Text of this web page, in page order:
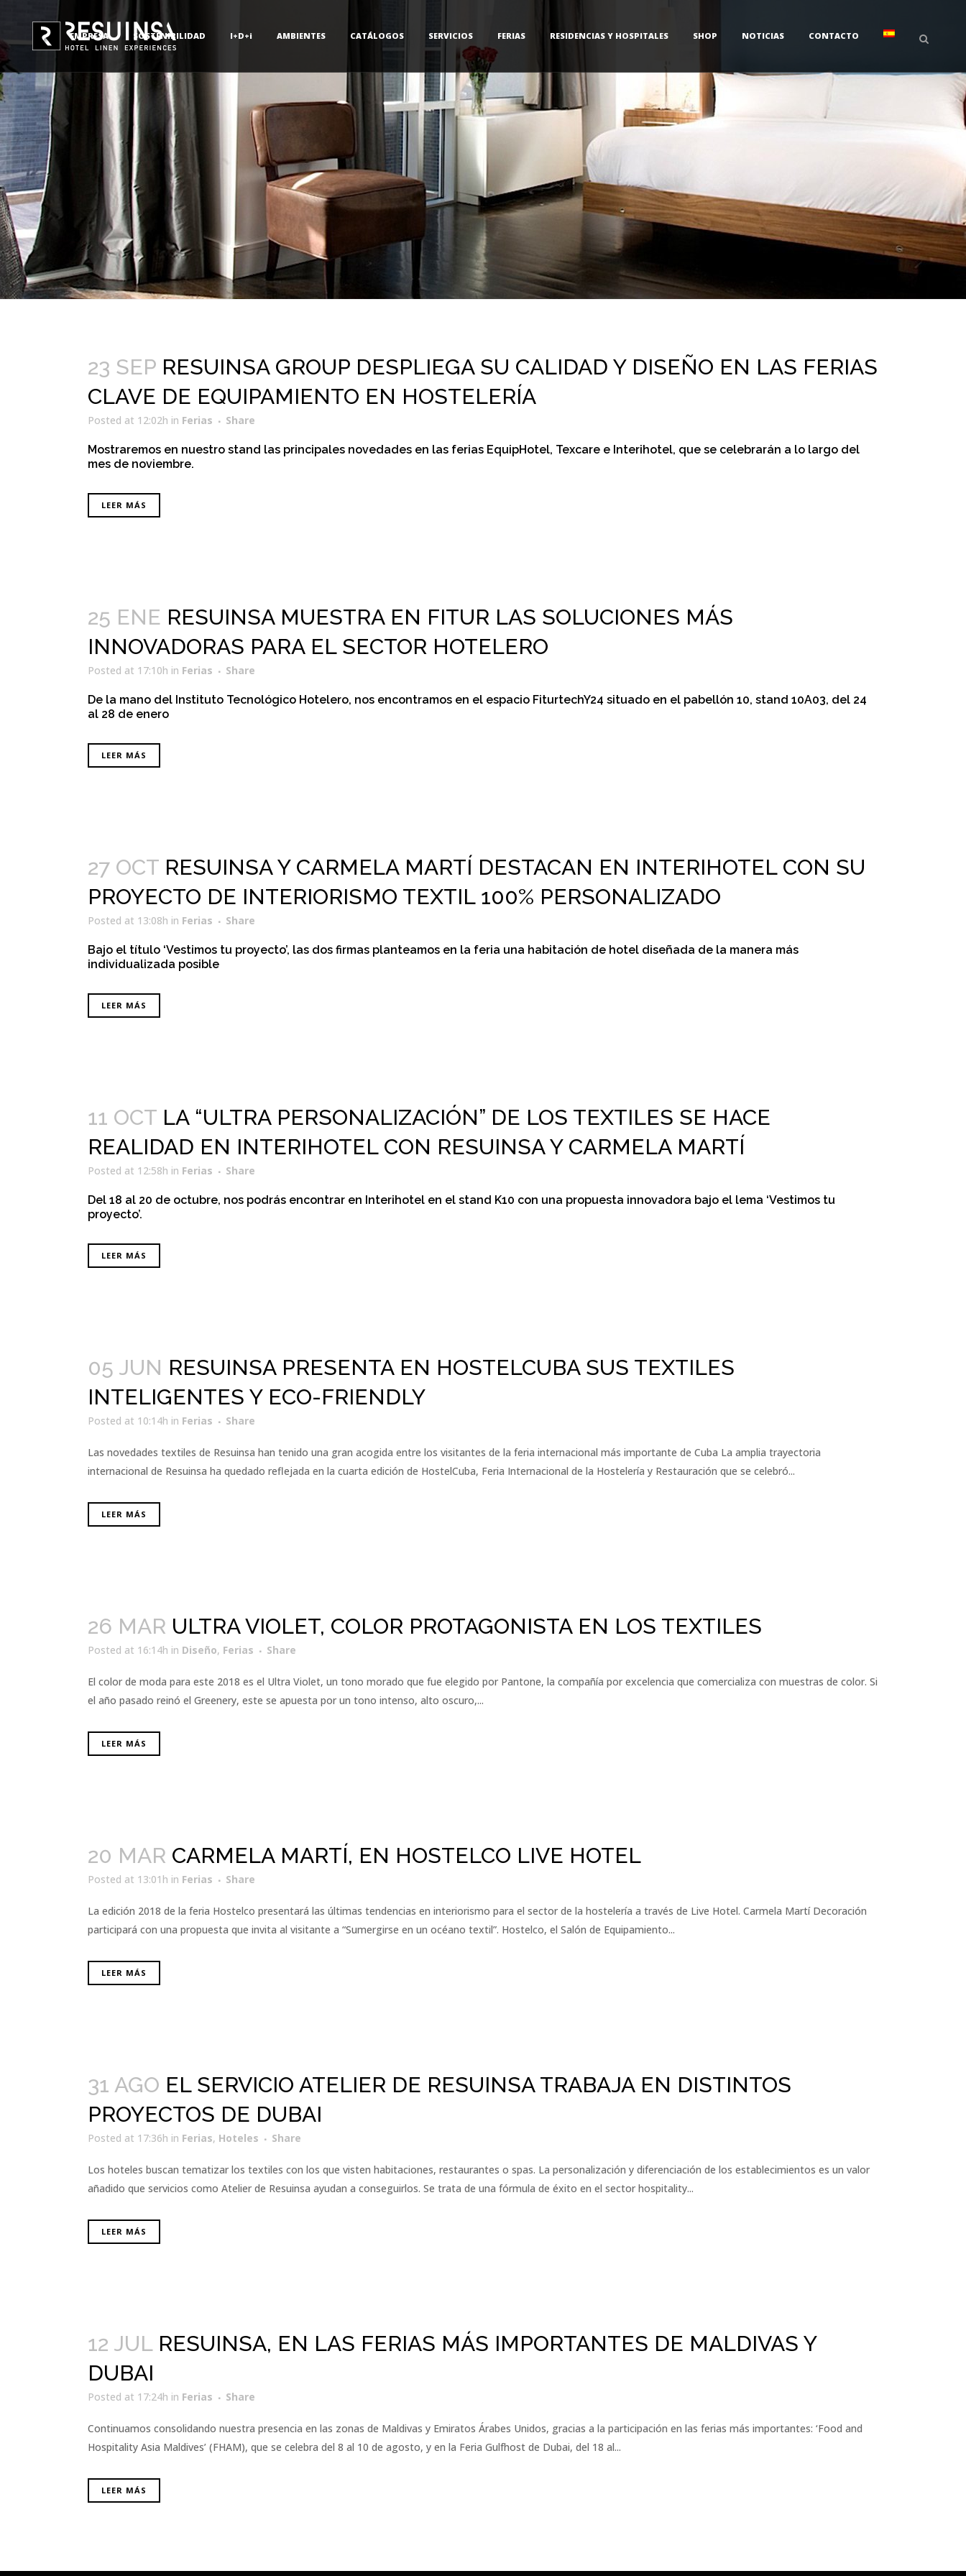
EMPRESA SOSTENIBILIDAD I+D+i AMBIENTES CATÁLOGOS SERVICIOS FERIAS RESIDENCIAS Y HOSPITALES SHOP NOTICIAS CONTACTO
23 SEP RESUINSA GROUP DESPLIEGA SU CALIDAD Y DISEÑO EN LAS FERIAS
CLAVE DE EQUIPAMIENTO EN HOSTELERÍA
Posted at 12:02h in Ferias Share
Mostraremos en nuestro stand las principales novedades en las ferias EquipHotel, Texcare e Interihotel, que se celebrarán a lo largo del
mes de noviembre.
LEER MÁS
25 ENE RESUINSA MUESTRA EN FITUR LAS SOLUCIONES MÁS
INNOVADORAS PARA EL SECTOR HOTELERO
Posted at 17:10h in Ferias Share
De la mano del Instituto Tecnológico Hotelero, nos encontramos en el espacio FiturtechY24 situado en el pabellón 10, stand 10A03, del 24
al 28 de enero
LEER MÁS
27 OCT RESUINSA Y CARMELA MARTÍ DESTACAN EN INTERIHOTEL CON SU
PROYECTO DE INTERIORISMO TEXTIL 100% PERSONALIZADO
Posted at 13:08h in Ferias Share
Bajo el título ‘Vestimos tu proyecto’, las dos firmas planteamos en la feria una habitación de hotel diseñada de la manera más
individualizada posible
LEER MÁS
11 OCT LA “ULTRA PERSONALIZACIÓN” DE LOS TEXTILES SE HACE
REALIDAD EN INTERIHOTEL CON RESUINSA Y CARMELA MARTÍ
Posted at 12:58h in Ferias Share
Del 18 al 20 de octubre, nos podrás encontrar en Interihotel en el stand K10 con una propuesta innovadora bajo el lema ‘Vestimos tu
proyecto’.
LEER MÁS
05 JUN RESUINSA PRESENTA EN HOSTELCUBA SUS TEXTILES
INTELIGENTES Y ECO-FRIENDLY
Posted at 10:14h in Ferias Share
Las novedades textiles de Resuinsa han tenido una gran acogida entre los visitantes de la feria internacional más importante de Cuba La amplia trayectoria
internacional de Resuinsa ha quedado reflejada en la cuarta edición de HostelCuba, Feria Internacional de la Hostelería y Restauración que se celebró...
LEER MÁS
26 MAR ULTRA VIOLET, COLOR PROTAGONISTA EN LOS TEXTILES
Posted at 16:14h in Diseño, Ferias Share
El color de moda para este 2018 es el Ultra Violet, un tono morado que fue elegido por Pantone, la compañía por excelencia que comercializa con muestras de color. Si
el año pasado reinó el Greenery, este se apuesta por un tono intenso, alto oscuro,...
LEER MÁS
20 MAR CARMELA MARTÍ, EN HOSTELCO LIVE HOTEL
Posted at 13:01h in Ferias Share
La edición 2018 de la feria Hostelco presentará las últimas tendencias en interiorismo para el sector de la hostelería a través de Live Hotel. Carmela Martí Decoración
participará con una propuesta que invita al visitante a “Sumergirse en un océano textil”. Hostelco, el Salón de Equipamiento...
LEER MÁS
31 AGO EL SERVICIO ATELIER DE RESUINSA TRABAJA EN DISTINTOS
PROYECTOS DE DUBAI
Posted at 17:36h in Ferias, Hoteles Share
Los hoteles buscan tematizar los textiles con los que visten habitaciones, restaurantes o spas. La personalización y diferenciación de los establecimientos es un valor
añadido que servicios como Atelier de Resuinsa ayudan a conseguirlos. Se trata de una fórmula de éxito en el sector hospitality...
LEER MÁS
12 JUL RESUINSA, EN LAS FERIAS MÁS IMPORTANTES DE MALDIVAS Y
DUBAI
Posted at 17:24h in Ferias Share
Continuamos consolidando nuestra presencia en las zonas de Maldivas y Emiratos Árabes Unidos, gracias a la participación en las ferias más importantes: ‘Food and
Hospitality Asia Maldives’ (FHAM), que se celebra del 8 al 10 de agosto, y en la Feria Gulfhost de Dubai, del 18 al...
LEER MÁS